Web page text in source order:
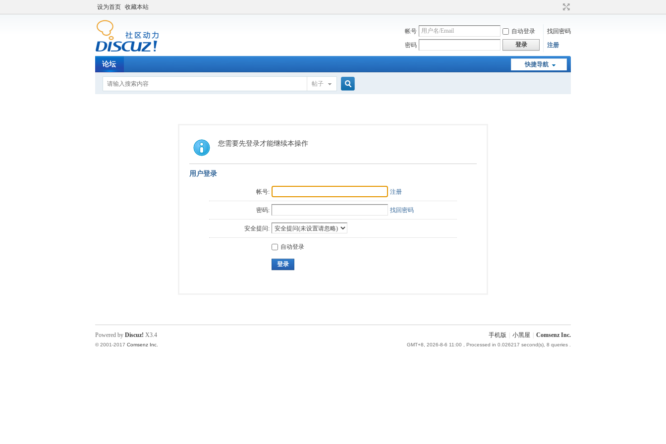
设为首页 收藏本站
帐号 自动登录
找回密码
密码
登录 注册
快捷导航
论坛
帖子
您需要先登录才能继续本操作
用户登录
帐号: 注册
密码: 找回密码
安全提问:
自动登录
登录
手机版 小黑屋 Comsenz Inc.
GMT+8, 2026-8-6 11:00 , Processed in 0.026217 second(s), 8 queries .
Powered by Discuz! X3.4
© 2001-2017 Comsenz Inc.